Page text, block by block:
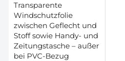
Transparente
Windschutzfolie
zwischen Geflecht und
Stoff sowie Handy- und
Zeitungstasche – außer
bei PVC-Bezug